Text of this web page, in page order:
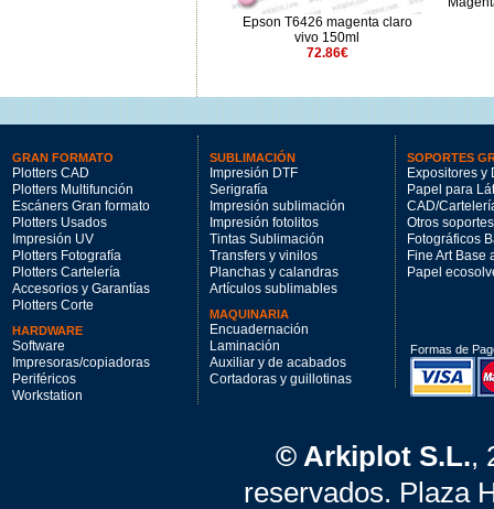
Epson T6426 magenta claro
vivo 150ml
72.86€
GRAN FORMATO
Plotters CAD
Plotters Multifunción
Escáners Gran formato
Plotters Usados
Impresión UV
Plotters Fotografía
Plotters Cartelería
Accesorios y Garantías
Plotters Corte
HARDWARE
Software
Impresoras/copiadoras
Periféricos
Workstation
SUBLIMACIÓN
Impresión DTF
Serigrafía
Impresión sublimación
Impresión fotolitos
Tintas Sublimación
Transfers y vinilos
Planchas y calandras
Artículos sublimables
MAQUINARIA
Encuadernación
Laminación
Auxiliar y de acabados
Cortadoras y guillotinas
SOPORTES
Expositores y
Papel para
CAD/
Otros soportes
Fotográficos
Fine Art Base
Papel
Formas de
© Arkiplot S.L.,
reservados. Plaza